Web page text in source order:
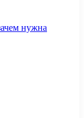
нужна